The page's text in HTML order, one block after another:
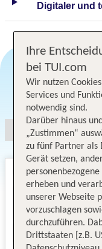
Digitaler und
Ihre
bei TUI.com
Wir nutzen
Services und
notwendig sind.
Darüber hinaus
„Zustimmen“
zu fünf Partner als
Gerät setzen,
erheben und
unserer Webseite
vorzuschlagen
durchzuführen.
Drittstaaten [z.B.